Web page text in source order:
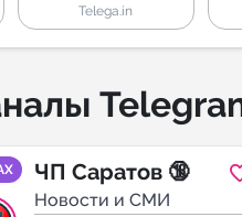
Telega.in
ЧП Саратов 🔞
Новости и СМИ